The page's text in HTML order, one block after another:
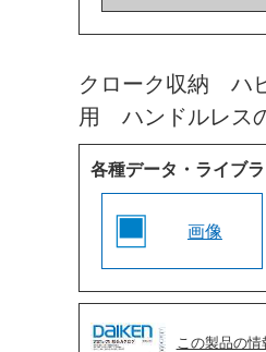
クローク収納 ハ
用 ハンドルレス
各種データ・ライブ
画像
この製品の情